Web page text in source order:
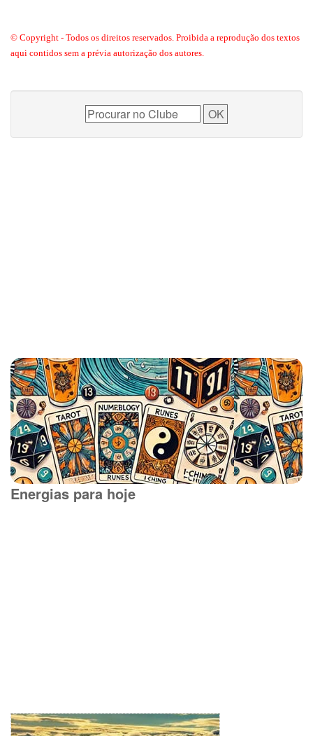
© Copyright - Todos os direitos reservados. Proibida a reprodução dos textos
aqui contidos sem a prévia autorização dos autores.
Energias para hoje